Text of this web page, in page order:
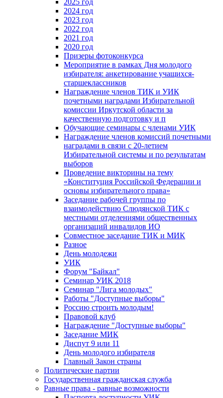
2025 год
2024 год
2023 год
2022 год
2021 год
2020 год
Призеры фотоконкурса
Мероприятие в рамках Дня молодого
избирателя: анкетирование учащихся-
старшеклассников
Награждение членов ТИК и УИК
почетными наградами Избирательной
комиссии Иркутской области за
качественную подготовку и п
Обучающие семинары с членами УИК
Награждение членов комиссий почетными
наградами в связи с 20-летием
Избирательной системы и по результатам
выборов
Проведение викторины на тему
«Конституция Российской Федерации и
основы избирательного права»
Заседание рабочей группы по
взаимодействию Слюдянской ТИК с
местными отделениями общественных
организаций инвалидов ИО
Совместное заседание ТИК и МИК
Разное
День молодежи
УИК
Форум "Байкал"
Семинар УИК 2018
Семинар "Лига молодых"
Работы "Доступные выборы"
Россию строить молодым!
Правовой клуб
Награждение "Доступные выборы"
Заседание МИК
Диспут 9 или 11
День молодого избирателя
Главный Закон страны
Политические партии
Государственная гражданская служба
Равные права - равные возможности